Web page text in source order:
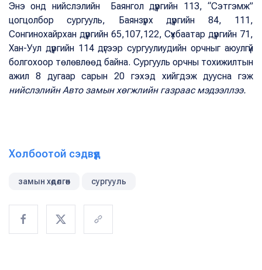
Энэ онд нийслэлийн Баянгол дүүргийн 113, “Сэтгэмж”
цогцолбор сургууль, Баянзүрх дүүргийн 84, 111,
Сонгинохайрхан дүүргийн 65,107,122, Сүхбаатар дүүргийн 71,
Хан-Уул дүүргийн 114 дүгээр сургуулиудийн орчныг аюулгүй
болгохоор төлөвлөөд байна. Сургууль орчны тохижилтын
ажил 8 дугаар сарын 20 гэхэд хийгдэж дуусна гэж
нийслэлийн Авто замын хөгжлийн газраас мэдээллээ.
Холбоотой сэдвүүд
замын хөдөлгөөн сургууль